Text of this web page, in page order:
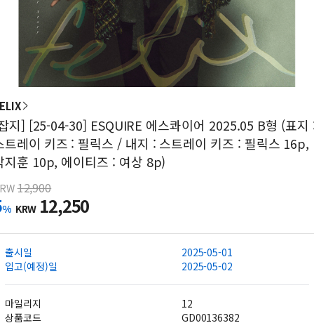
지] [25-04-30] ESQUIRE 에스콰이어 2025.05 B형 (표지
트레이 키즈 : 필릭스 / 내지 : 스트레이 키즈 : 필릭스 16p,
지훈 10p, 에이티즈 : 여상 8p)
12,900
% KRW 12,250
출시일
2025-05-01
입고(예정)일
2025-05-02
마일리지
12
상품코드
GD00136382